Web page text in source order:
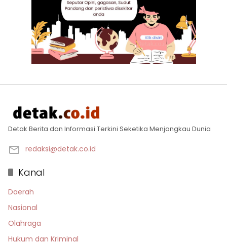
Detak Berita dan Informasi Terkini Seketika Menjangkau Dunia
redaksi@detak.co.id
Kanal
Daerah
Nasional
Olahraga
Hukum dan Kriminal